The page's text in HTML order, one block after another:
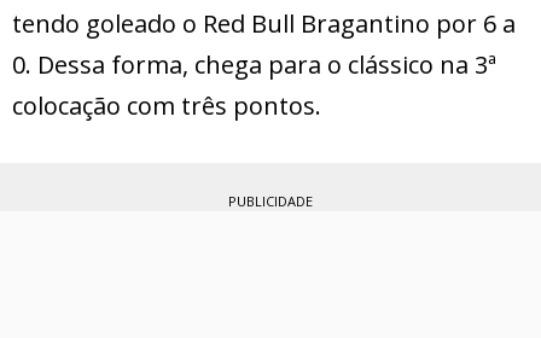
tendo goleado o Red Bull Bragantino por 6 a
0. Dessa forma, chega para o clássico na 3ª
colocação com três pontos.
PUBLICIDADE